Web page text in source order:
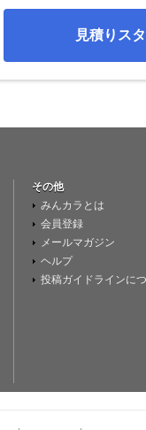
見積りス
その他
みんカラとは
会員登録
メールマガジン
ヘルプ
投稿ガイドラインに